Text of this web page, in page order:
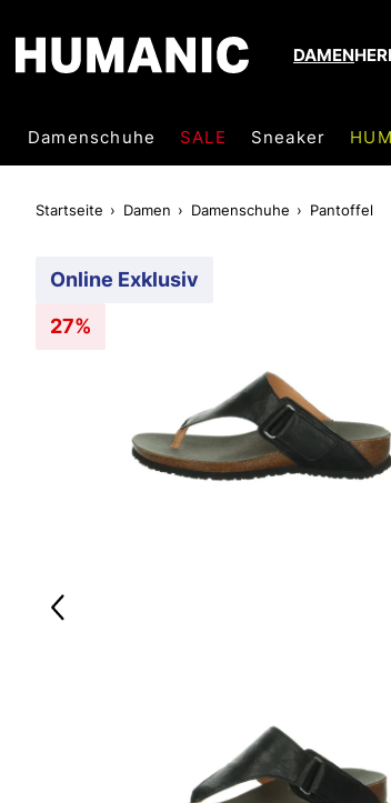
DAMEN
Damenschuhe SALE Sneaker
Startseite Damen Damenschuhe Pantoffel
Online Exklusiv
27%